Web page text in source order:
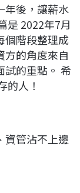
年後，讓薪水
是 2022年7月
個階段整理成
方的角度來自
試的重點。 希
的人！
資管沾不上邊